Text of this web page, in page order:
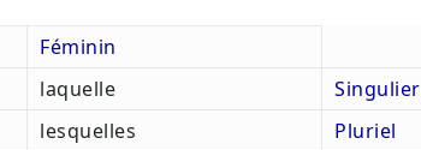
Féminin
laquelle
Singulier
lesquelles Pluriel